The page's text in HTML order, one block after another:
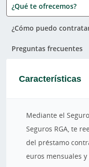
¿Qué te ofrecemos?
¿Cómo puedo
Preguntas frecuentes
Características
Mediante el
Seguros RGA, te
del préstamo
euros mensuales